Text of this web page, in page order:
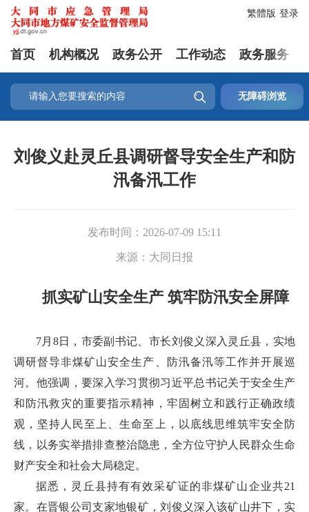
登录
繁體版
首页 机构概况 政务公开 工作动态 政务服务
 无障碍浏览
刘俊义赴灵丘县调研督导安全生产和防
汛备汛工作
发布时间： 2026-07-09 15:11
来源： 大同日报
抓实矿山安全生产 筑牢防汛安全屏障
7月8日，市委副书记、市长刘俊义深入灵丘县，实地
调研督导非煤矿山安全生产、防汛备汛等工作并开展巡
河。他强调，要深入学习贯彻习近平总书记关于安全生产
和防汛救灾的重要指示精神，牢固树立和践行正确政绩
观，坚持人民至上、生命至上，以底线思维筑牢安全防
线，以务实举措排查整治隐患，全方位守护人民群众生命
财产安全和社会大局稳定。
据悉，灵丘县持有有效采矿证的非煤矿山企业共21
家。在晋银公司支家地银矿，刘俊义深入该矿山井下，实